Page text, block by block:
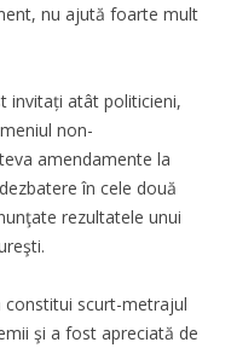
nu ajută foarte mult
invitați atât politicieni,
non-
amendamente la
în cele două
rezultatele unui
constitui scurt-metrajul
şi a fost apreciată de